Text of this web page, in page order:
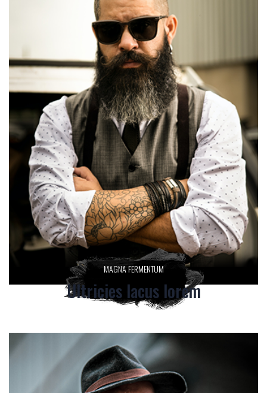
MAGNA FERMENTUM
Ultricies lacus lorem